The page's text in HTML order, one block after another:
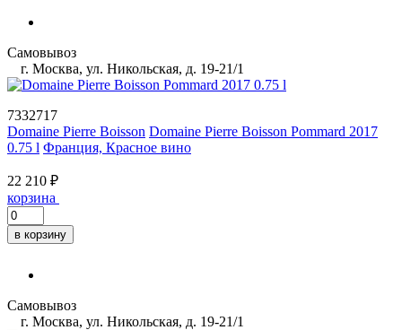
Самовывоз
г. Москва, ул. Никольская, д. 19-21/1
7332717
Domaine Pierre Boisson Domaine Pierre Boisson Pommard 2017
0.75 l Франция, Красное вино
22 210 ₽
корзина
в корзину
Самовывоз
г. Москва, ул. Никольская, д. 19-21/1